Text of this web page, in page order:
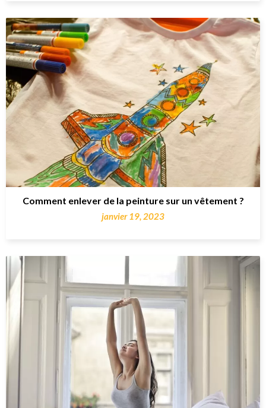
Comment enlever de la peinture sur un vêtement ?
janvier 19, 2023